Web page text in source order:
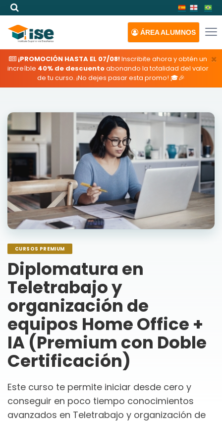
ÁREAALUMNOS
×
¡PROMOCIÓN HASTA EL 07/08!Inscribite ahora y obtén un
increíble 40% de descuentoabonando la totalidad del valor
de tu curso. ¡No dejes pasar esta promo! 🎓🎉
CURSOS PREMIUM
Diplomatura en
Teletrabajo y
organización de
equipos Home Office +
IA (Premium con Doble
Certificación)
Este curso te permite iniciar desde cero y
conseguir en poco tiempo conocimientos
avanzados en Teletrabajo y organización de